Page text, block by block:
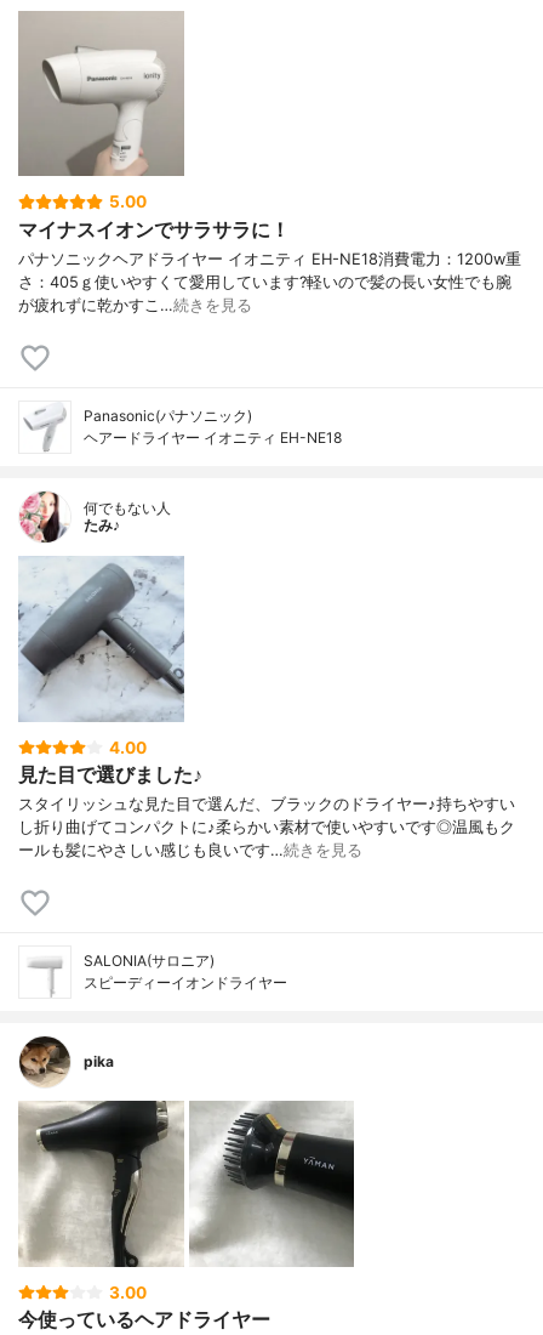
5.00
マイナスイオンでサラサラに！
パナソニックヘアドライヤー イオニティ EH-NE18消費電力：1200w重
さ：405ｇ使いやすくて愛用しています?軽いので髪の長い女性でも腕
が疲れずに乾かすこ…続きを見る
Panasonic(パナソニック)
ヘアードライヤー イオニティ EH-NE18
何でもない人
たみ♪
4.00
見た目で選びました♪
スタイリッシュな見た目で選んだ、ブラックのドライヤー♪持ちやすい
し折り曲げてコンパクトに♪柔らかい素材で使いやすいです◎温風もク
ールも髪にやさしい感じも良いです…続きを見る
SALONIA(サロニア)
スピーディーイオンドライヤー
pika
3.00
今使っているヘアドライヤー